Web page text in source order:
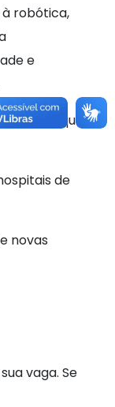
robótica,
e
terão quatro
de
novas
vaga. Se